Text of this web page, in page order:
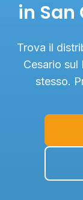
in San
Trova il
Cesario sul
stesso.